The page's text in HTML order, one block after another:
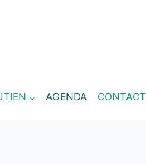
AGENDA CONTACT